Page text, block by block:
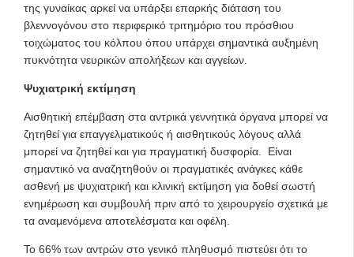
της γυναίκας αρκεί να υπάρξει επαρκής διάταση του
βλεννογόνου στο περιφερικό τριτημόριο του πρόσθιου
τοιχώματος του κόλπου όπου υπάρχει σημαντικά αυξημένη
πυκνότητα νευρικών απολήξεων και αγγείων.
Ψυχιατρική εκτίμηση
Αισθητική επέμβαση στα αντρικά γεννητικά όργανα μπορεί να
ζητηθεί για επαγγελματικούς ή αισθητικούς λόγους αλλά
μπορεί να ζητηθεί και για πραγματική δυσφορία. Είναι
σημαντικό να αναζητηθούν οι πραγματικές ανάγκες κάθε
ασθενή με ψυχιατρική και κλινική εκτίμηση για δοθεί σωστή
ενημέρωση και συμβουλή πριν από το χειρουργείο σχετικά με
τα αναμενόμενα αποτελέσματα και οφέλη.
Το 66% των αντρών στο γενικό πληθυσμό πιστεύει ότι το